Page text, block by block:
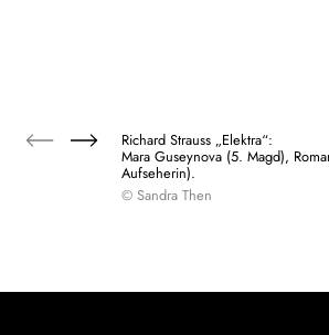
Richard Strauss „Elektra“:
Mara Guseynova (5. Magd),
Aufseherin).
© Sandra Then